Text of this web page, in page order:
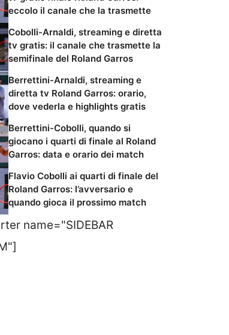
eccolo il canale che la trasmette
Cobolli-Arnaldi, streaming e diretta
tv gratis: il canale che trasmette la
semifinale del Roland Garros
Berrettini-Arnaldi, streaming e
diretta tv Roland Garros: orario,
dove vederla e highlights gratis
Berrettini-Cobolli, quando si
giocano i quarti di finale al Roland
Garros: data e orario dei match
Flavio Cobolli ai quarti di finale del
Roland Garros: l’avversario e
quando gioca il prossimo match
name="SIDEBAR